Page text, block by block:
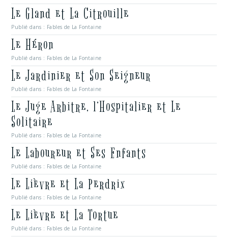
Le Gland et La Citrouille
Publié dans : Fables de La Fontaine
Le Héron
Publié dans : Fables de La Fontaine
Le Jardinier et Son Seigneur
Publié dans : Fables de La Fontaine
Le Juge Arbitre, l’Hospitalier et Le
Solitaire
Publié dans : Fables de La Fontaine
Le Laboureur et Ses Enfants
Publié dans : Fables de La Fontaine
Le Lièvre et La Perdrix
Publié dans : Fables de La Fontaine
Le Lièvre et La Tortue
Publié dans : Fables de La Fontaine